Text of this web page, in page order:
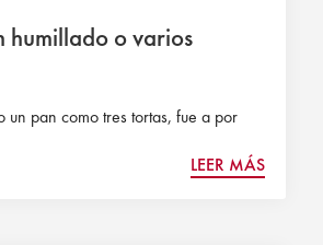
humillado o varios
un pan como tres tortas, fue a por
LEER MÁS